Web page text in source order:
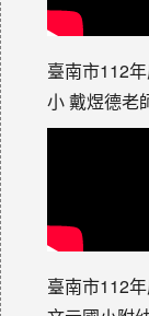
臺南市112
小 戴煜德老
臺南市112